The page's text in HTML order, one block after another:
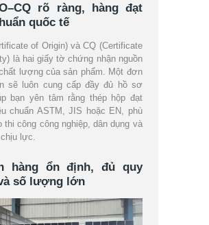
rõ ràng, hàng đạt
quốc tế
of Origin) và CQ (Certificate
là hai giấy tờ chứng nhận nguồn
lượng của sản phẩm. Một đơn
sẽ luôn cung cấp đầy đủ hồ sơ
bạn yên tâm rằng thép hộp đạt
chuẩn ASTM, JIS hoặc EN, phù
thi công công nghiệp, dân dụng và
lực.
hàng ổn định, đủ quy
số lượng lớn